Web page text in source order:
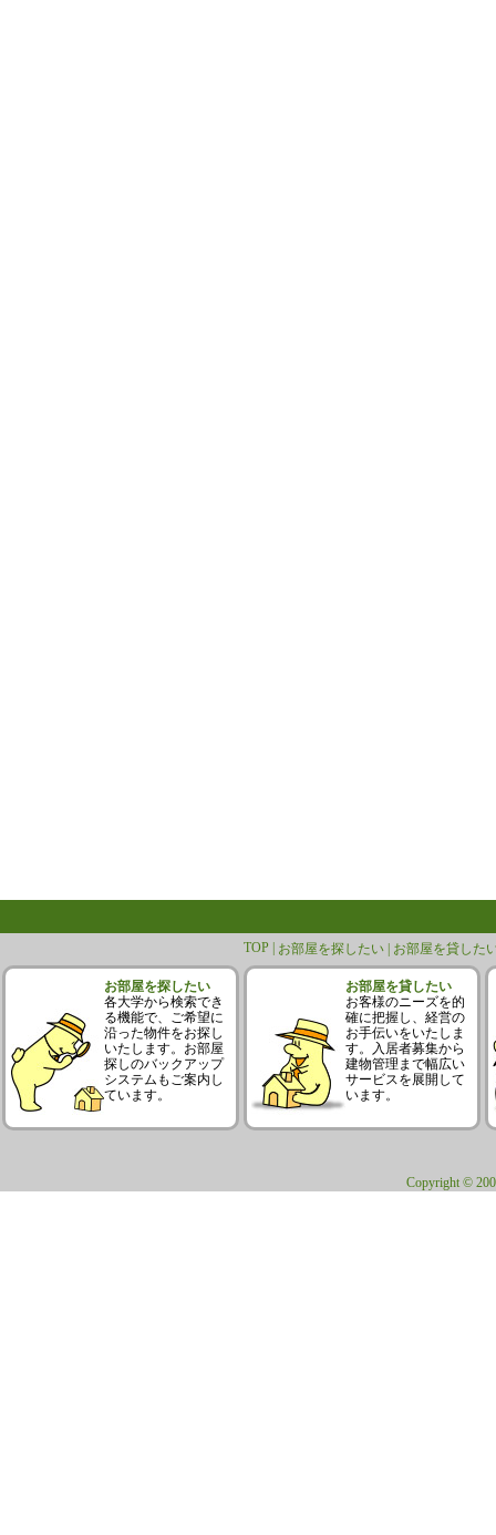
TOP | お部屋を探したい | お部屋を貸した
お部屋を探したい
各大学から検索でき
る機能で、ご希望に
沿った物件をお探し
いたします。お部屋
探しのバックアップ
システムもご案内し
ています。
お部屋を貸したい
お客様のニーズを的
確に把握し、経営の
お手伝いをいたしま
す。入居者募集から
建物管理まで幅広い
サービスを展開して
います。
Copyright ©